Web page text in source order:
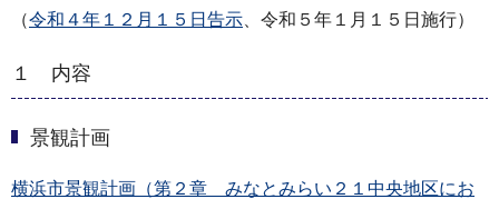
（令和４年１２月１５日告示 、令和５年１月１５日施行）
１ 内容
景観計画
横浜市景観計画（第２章 みなとみらい２１中央地区にお